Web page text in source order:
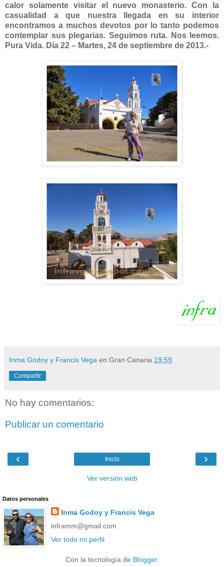
calor solamente visitar el nuevo monasterio. Con la
casualidad a que nuestra llegada en su interior
encontramos a muchos devotos por lo tanto podemos
contemplar sus plegarias. Seguimos ruta. Nos leemos.
Pura Vida. Día 22 – Martes, 24 de septiembre de 2013.-
Inma Godoy y Francis Vega en Gran Canaria 19:59
Compartir
No hay comentarios:
Publicar un comentario
‹ ›
Inicio
Ver versión web
Datos personales
Inma Godoy y Francis Vega
inframm@gmail.com
Ver todo mi perfil
Con la tecnología de Blogger.